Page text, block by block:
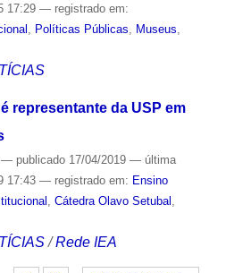
17:29 — registrado em:
Políticas Públicas Museus
representante da USP em
— publicado17/04/2019 — última
17:43 — registrado em: Ensino
, Cátedra Olavo Setubal ,
/Rede IEA